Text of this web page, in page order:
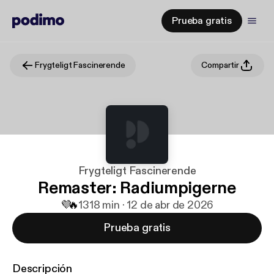
Prueba gratis
Frygteligt Fascinerende Compartir
Frygteligt Fascinerende
Remaster: Radiumpigerne
💜🔥1318 min · 12 de abr de 2026
Prueba gratis
Descripción